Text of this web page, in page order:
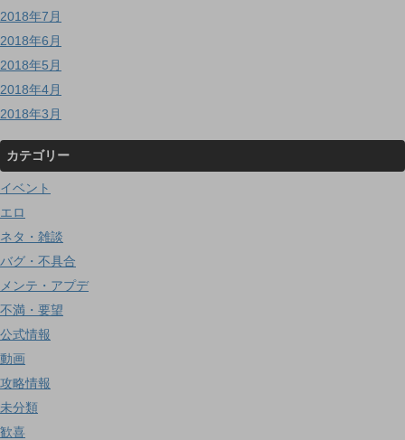
2018年7月
2018年6月
2018年5月
2018年4月
2018年3月
カテゴリー
イベント
エロ
ネタ・雑談
バグ・不具合
メンテ・アプデ
不満・要望
公式情報
動画
攻略情報
未分類
歓喜